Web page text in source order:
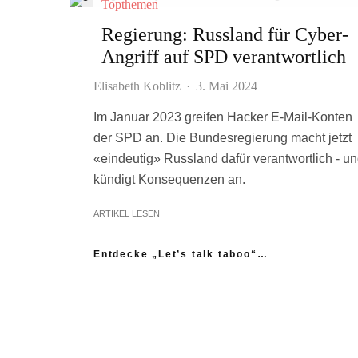
Topthemen
Regierung: Russland für Cyber-
Angriff auf SPD verantwortlich
Elisabeth Koblitz · 3. Mai 2024
Im Januar 2023 greifen Hacker E-Mail-Konten
der SPD an. Die Bundesregierung macht jetzt
«eindeutig» Russland dafür verantwortlich -
kündigt Konsequenzen an.
ARTIKEL LESEN
Entdecke „Let’s talk taboo“…